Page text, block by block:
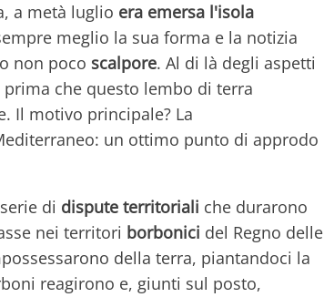
a metà luglio era emersa l'isola
meglio la sua forma e la notizia
non poco scalpore. Al di là degli aspetti
che questo lembo di terra
Il motivo principale? La
un ottimo punto di approdo
di dispute territoriali che durarono
nei territori borbonici del Regno delle
della terra, piantandoci la
reagirono e, giunti sul posto,